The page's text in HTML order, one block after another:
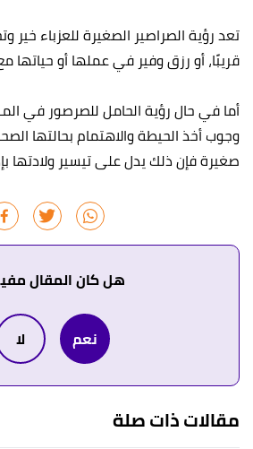
تعد رؤية الصراصير الصغيرة للعزباء خير
قريبًا، أو رزق وفير في عملها أو حياتها
أما في حال رؤية الحامل للصرصور في
وجوب أخذ الحيطة والاهتمام بحالتها
صغيرة فإن ذلك يدل على تيسير ولادتها
هل كان المقال
نعم لا
مقالات ذات صلة